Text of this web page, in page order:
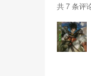
共7条评